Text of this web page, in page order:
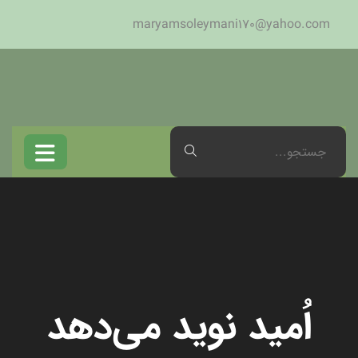
maryamsoleymani170@yahoo.com
اُمید نوید می‌دهد